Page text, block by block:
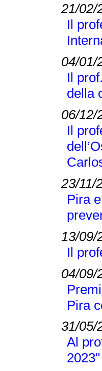
21/02/
Il
04/01/
Il
della
06/12/
Il
23/11/
Pira
13/09/
Il
04/09/
Pira
31/05/
Al